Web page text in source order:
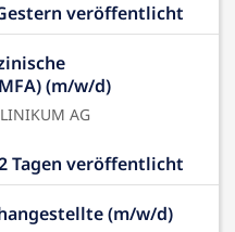
veröffentlicht
(m/w/d)
AG
Tagen veröffentlicht
(m/w/d)